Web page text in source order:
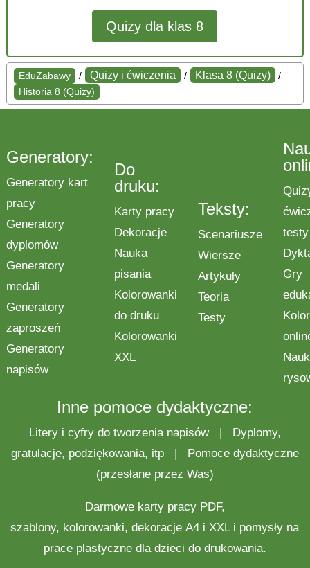
Quizy dla klas 8
EduZabawy / Quizy i ćwiczenia / Klasa 8 (Quizy)
/
Historia 8 (Quizy)
Generatory:
Generatory kart
pracy
Generatory
dyplomów
Generatory
medali
Generatory
zaproszeń
Generatory
napisów
Do
druku:
Karty pracy
Dekoracje
Nauka
pisania
Kolorowanki
do druku
Kolorowanki
XXL
Teksty:
Scenariusze
Wiersze
Artykuły
Teoria
Testy
testy
Gry
Inne pomoce dydaktyczne:
Litery i cyfry do tworzenia napisów|
Dyplomy,
gratulacje, podziękowania, itp|
Pomoce dydaktyczne
(przesłane przez Was)
Darmowe karty pracyPDF,
szablony, kolorowanki,dekoracje A4 i XXL i pomysły na
prace plastycznedla dzieci do drukowania.